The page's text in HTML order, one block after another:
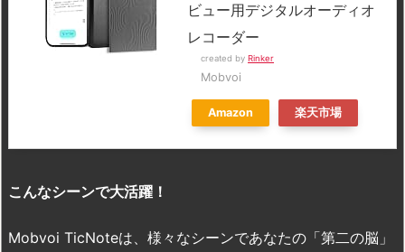
ビュー用デジタルオーディオ
レコーダー
created by Rinker
Mobvoi
Amazon 楽天市場
こんなシーンで大活躍！
Mobvoi TicNoteは、様々なシーンであなたの「第二の脳」